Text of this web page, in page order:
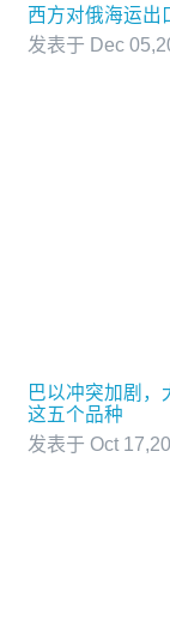
西方对俄海运出
发表于 Dec
巴以冲突加剧，
这五个品种
发表于 Oct